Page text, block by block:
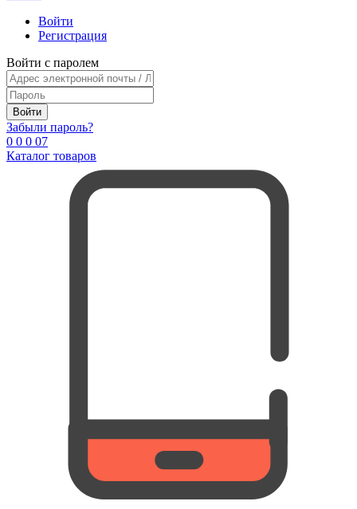
Войти
Регистрация
Войти с паролем
Войти
Забыли пароль?
0 0 0 07
Каталог товаров